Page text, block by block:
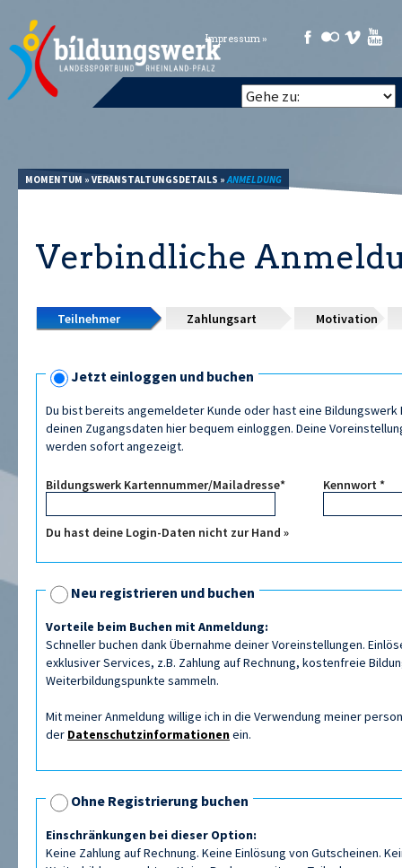
Impressum »
MOMENTUM » VERANSTALTUNGSDETAILS »ANMELDUNG
Verbindliche
Teilnehmer Zahlungsart Motivation
Jetzt einloggen und buchen
Du bist bereits angemeldeter Kunde oder hast eine Bildungswerk
deinen Zugangsdaten hier bequem einloggen. Deine
werden sofort angezeigt.
Bildungswerk Kartennummer/Mailadresse* Kennwort *
Du hast deine Login-Daten nicht zur Hand »
Neu registrieren und buchen
Vorteile beim Buchen mit Anmeldung:
Schneller buchen dank Übernahme deiner Voreinstellungen.
exklusiver Services, z.B. Zahlung auf Rechnung, kostenfreie
Weiterbildungspunkte sammeln.
Mit meiner Anmeldung willige ich in die Verwendung meiner
der Datenschutzinformationenein.
Ohne Registrierung buchen
Einschränkungen bei dieser Option:
Keine Zahlung auf Rechnung. Keine Einlösung von Gutscheinen.